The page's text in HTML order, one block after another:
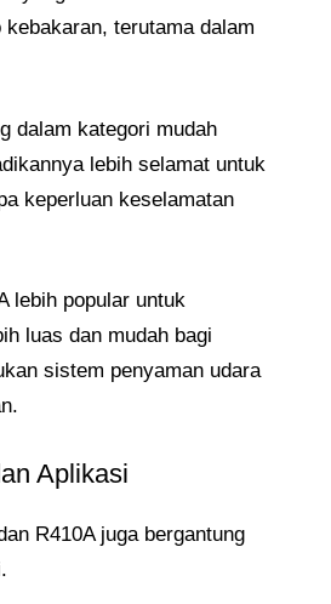
terutama dalam
dalam kategori mudah
lebih selamat untuk
keperluan keselamatan
lebih popular untuk
luas dan mudah bagi
sistem penyaman udara
Aplikasi
R410A juga bergantung